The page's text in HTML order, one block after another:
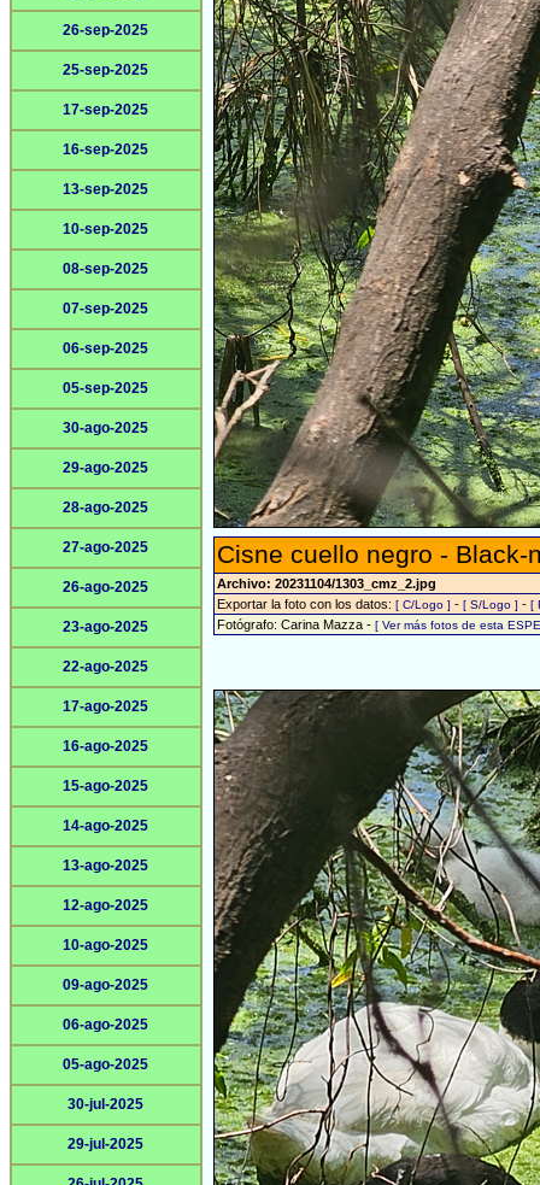
26-sep-2025
25-sep-2025
17-sep-2025
16-sep-2025
13-sep-2025
10-sep-2025
08-sep-2025
07-sep-2025
06-sep-2025
05-sep-2025
30-ago-2025
29-ago-2025
28-ago-2025
27-ago-2025
26-ago-2025
23-ago-2025
22-ago-2025
17-ago-2025
16-ago-2025
15-ago-2025
14-ago-2025
13-ago-2025
12-ago-2025
10-ago-2025
09-ago-2025
06-ago-2025
05-ago-2025
30-jul-2025
29-jul-2025
Cisne cuello negro -
Archivo: 20231104/1303_cmz_2.jpg
Exportar la foto con los datos: [ C/Logo ] - [ S/Logo ] - [
Fotógrafo: Carina Mazza - [ Ver más fotos de esta